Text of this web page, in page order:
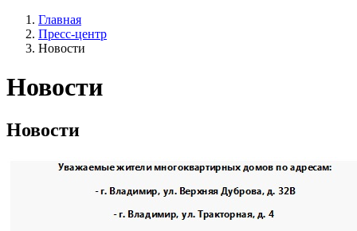
Главная
Пресс-центр
Новости
Новости
Новости